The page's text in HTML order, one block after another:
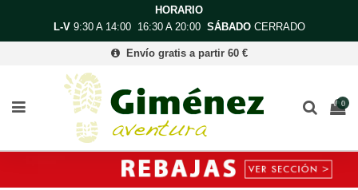
HORARIO
L-V9:30 A 14:00 16:30 A 20:00 SÁBADOCERRADO
Envío gratis a partir 60 €
0